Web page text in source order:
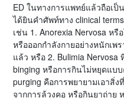
ED ในทางการแพทย์แล้วถือเ
ได้ยินคำศัพท์ทาง clinical
เช่น 1. Anorexia Nervosa ห
หรือออกกำลังกายอย่างหนักเ
แล้ว หรือ 2. Bulimia Nervosa
binging หรือการกินไม่หยุดแบ
purging คือการพยายามเอาสิ่
จากการล้วงคอ หรือกินยาถ่าย